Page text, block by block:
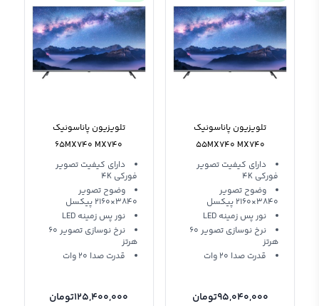
تلویزیون پاناسونیک
55MX740 MX740
دارای کیفیت تصویر
فورکی 4K
وضوح تصویر
3840×2160 پیکسل
نور پس زمینه LED
نرخ نوسازی تصویر 60
هرتز
قدرت صدا 20 وات
95,040,000تومان
تلویزیون پاناسونیک
65MX740 MX740
دارای کیفیت تصویر
فورکی 4K
وضوح تصویر
3840×2160 پیکسل
نور پس زمینه LED
نرخ نوسازی تصویر 60
هرتز
قدرت صدا 20 وات
125,400,000تومان